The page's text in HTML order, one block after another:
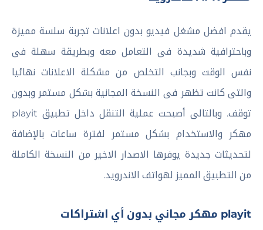
يقدم افضل مشغل فيديو بدون اعلانات تجربة سلسة مميزة
وباحترافية شديدة فى التعامل معه وبطريقة سهلة فى
نفس الوقت وبجانب التخلص من مشكلة الاعلانات نهائيا
والتى كانت تظهر فى النسخة المجانية بشكل مستمر وبدون
توقف. وبالتالى أصبحت عملية التنقل داخل تطبيق playit
مهكر والاستخدام بشكل مستمر لفترة ساعات بالإضافة
لتحديثات جديدة يوفرها الاصدار الاخير من النسخة الكاملة
من التطبيق المميز لهواتف الاندرويد.
playit مهكر مجاني بدون أي اشتراكات